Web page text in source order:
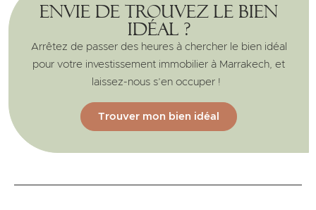
Envie de trouvez le bien
idéal ?
Arrêtez de passer des heures à chercher le bien idéal
pour votre investissement immobilier à Marrakech, et
laissez-nous s’en occuper !
Trouver mon bien idéal